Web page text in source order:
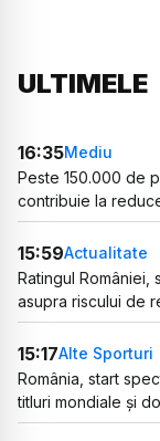
ULTIMELE
16:35Mediu
Peste 150.000 de
contribuie la
15:59Actualitate
Ratingul României,
asupra riscului de
15:17Alte Sporturi
România, start
titluri mondiale și